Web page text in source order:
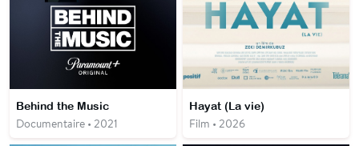
Behind the Music
Documentaire • 2021
Hayat (La vie)
Film • 2026